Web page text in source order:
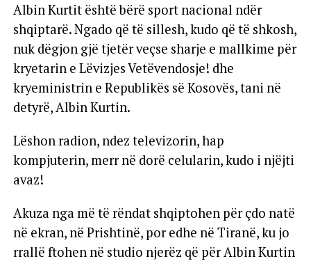
Albin Kurtit është bërë sport nacional ndër
shqiptarë. Ngado që të sillesh, kudo që të shkosh,
nuk dëgjon gjë tjetër veçse sharje e mallkime për
kryetarin e Lëvizjes Vetëvendosje! dhe
kryeministrin e Republikës së Kosovës, tani në
detyrë, Albin Kurtin.
Lëshon radion, ndez televizorin, hap
kompjuterin, merr në dorë celularin, kudo i njëjti
avaz!
Akuza nga më të rëndat shqiptohen për çdo natë
në ekran, në Prishtinë, por edhe në Tiranë, ku jo
rrallë ftohen në studio njerëz që për Albin Kurtin